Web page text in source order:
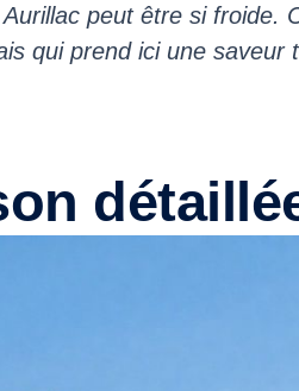
peut être si froide.
qui prend ici une saveur